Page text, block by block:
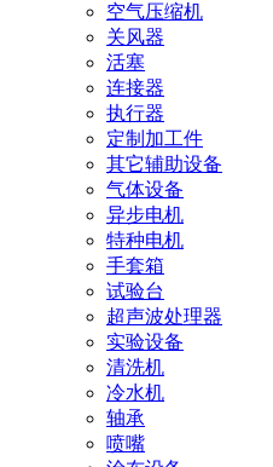
空气压缩机
关风器
活塞
连接器
执行器
定制加工件
其它辅助设备
气体设备
异步电机
特种电机
手套箱
试验台
超声波处理器
实验设备
清洗机
冷水机
轴承
喷嘴